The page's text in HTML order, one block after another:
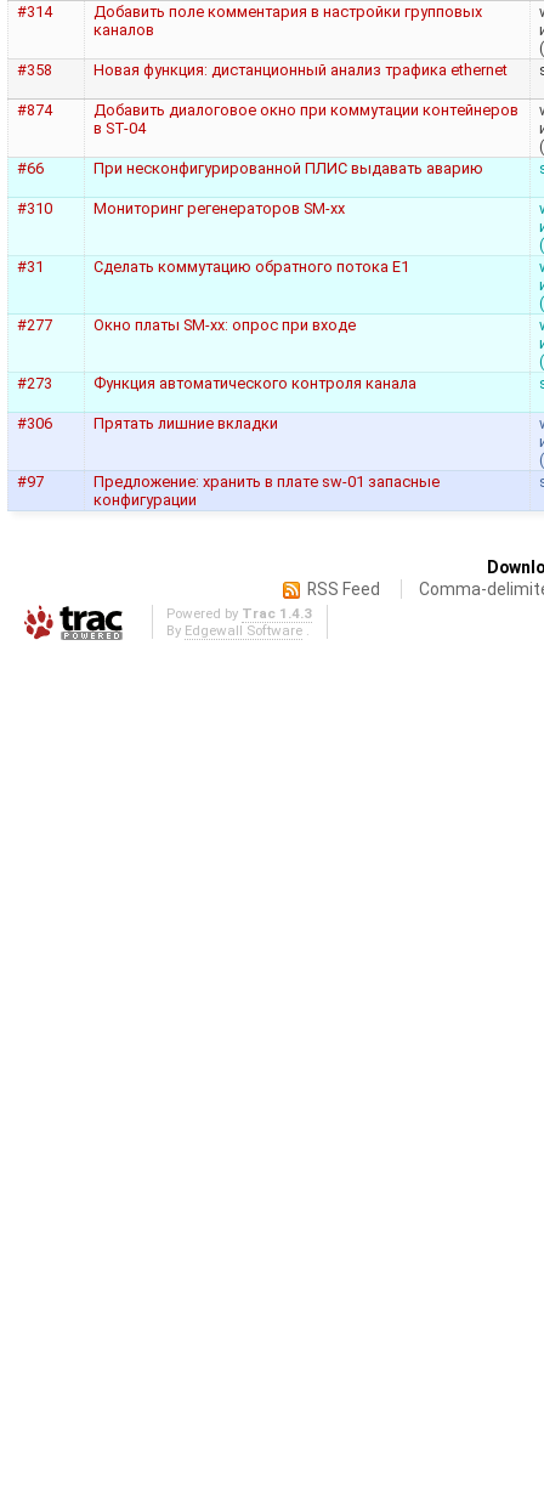
#314
Добавить поле комментария в настройки групповых
каналов
#358
Новая функция: дистанционный анализ трафика ethernet
#874
Добавить диалоговое окно при коммутации контейнеров
в ST-04
#66
При несконфигурированной ПЛИС выдавать аварию
#310 Мониторинг регенераторов SM-xx
#31
Сделать коммутацию обратного потока Е1
#277
Окно платы SM-xx: опрос при входе
#273
Функция автоматического контроля канала
#306 Прятать лишние вкладки
#97
Предложение: хранить в плате sw-01 запасные
конфигурации
RSS Feed
Comma-
Powered by Trac 1.4.3
By Edgewall Software .